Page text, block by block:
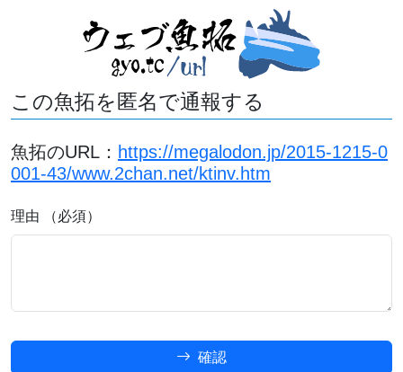
この魚拓を匿名で通報する
魚拓のURL： https://megalodon.jp/2015-1215-0
001-43/www.2chan.net/ktinv.htm
理由 （必須）
確認